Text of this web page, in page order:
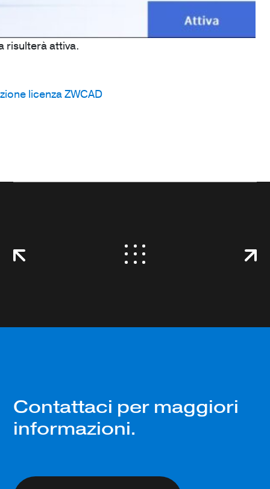
risulterà attiva.
licenza ZWCAD
Contattaci per maggiori
informazioni.